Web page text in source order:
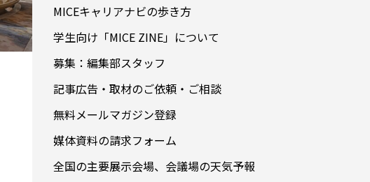
MICEキャリアナビの歩き方
学生向け「MICE ZINE」について
募集：編集部スタッフ
記事広告・取材のご依頼・ご相談
無料メールマガジン登録
媒体資料の請求フォーム
全国の主要展示会場、会議場の天気予報